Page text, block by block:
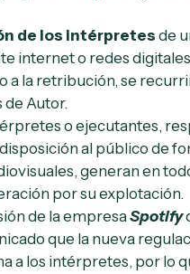
de los intérpretes de
internet o redes
a la retribución, se
de Autor.
o ejecutantes,
al público de
generan en
por su explotación.
de la empresaSpotify
que la nueva
a los intérpretes, por lo